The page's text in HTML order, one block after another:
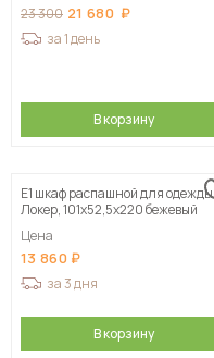
23 300 21 680
за 1 день
В корзину
Е1 шкаф распашной для одежды
Локер, 101х52,5х220 бежевый
Цена
13 860
за 3 дня
В корзину